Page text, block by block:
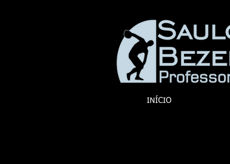
INÍCIO